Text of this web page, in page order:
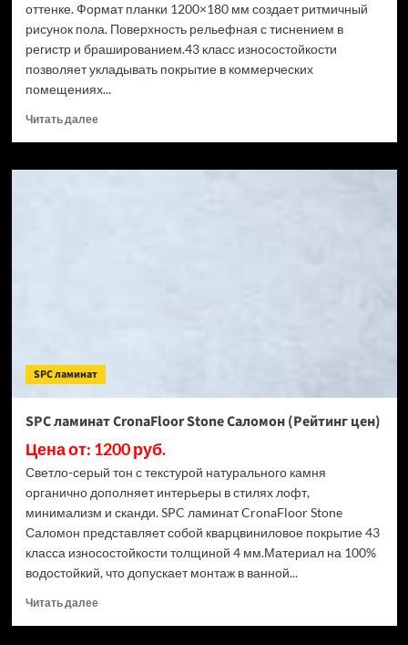
оттенке. Формат планки 1200×180 мм создает ритмичный
рисунок пола. Поверхность рельефная с тиснением в
регистр и брашированием.43 класс износостойкости
позволяет укладывать покрытие в коммерческих
помещениях...
Читать далееПрочитать
SPC
SPC ламинат
SPC ламинат CronaFloor Stone Саломон (Рейтинг цен)
Цена от: 1200 руб.
Светло-серый тон с текстурой натурального камня
органично дополняет интерьеры в стилях лофт,
минимализм и сканди. SPC ламинат CronaFloor Stone
Саломон представляет собой кварцвиниловое покрытие 43
класса износостойкости толщиной 4 мм.Материал на 100%
водостойкий, что допускает монтаж в ванной...
Читать далееПрочитать